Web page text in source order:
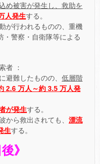
め被害が発生し、救助を
人発生する。
が行われるものの、重機
・警察・自衛隊等による
者 ：
避難したものの、 低層階
2.6 万人～約 3.5 万人発
が発生する。
から救出されても、 漂流
生する。
》